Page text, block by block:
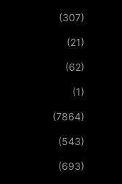
(307)
(21)
(62)
(1)
(7864)
(543)
(693)